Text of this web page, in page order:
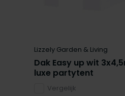
Lizzely Garden & Living
Dak Easy up wit
luxe partytent
Vergelijk